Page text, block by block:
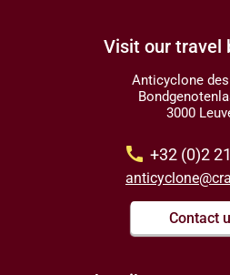
Visit our travel
Anticyclone
3000
call +32 (0)2
Contact